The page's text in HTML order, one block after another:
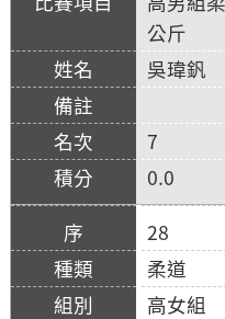
公斤
吳瑋釩
7
0.0
28
柔道
高女組